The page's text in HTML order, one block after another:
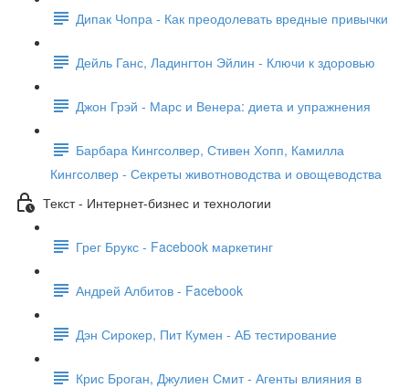
Дипак Чопра - Как преодолевать вредные привычки
Дейль Ганс, Ладингтон Эйлин - Ключи к здоровью
Джон Грэй - Марс и Венера: диета и упражнения
Барбара Кингсолвер, Стивен Хопп, Камилла
Кингсолвер - Секреты животноводства и овощеводства
Текст - Интернет-бизнес и технологии
Грег Брукс - Facebook маркетинг
Андрей Албитов - Facebook
Дэн Сирокер, Пит Кумен - АБ тестирование
Крис Броган, Джулиен Смит - Агенты влияния в